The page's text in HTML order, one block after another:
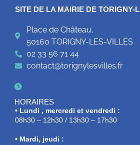
SITE DE LA MAIRIE DE TORIGNY-
Place de Château,
50160 TORIGNY-LES-VILLES
02 33 56 71 44
contact@torignylesvilles.fr
HORAIRES
• Lundi , mercredi et vendredi :
08h30 – 12h30 / 13h30 – 17h30
• Mardi, jeudi :